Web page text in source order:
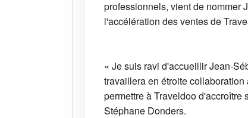
professionnels, vient de nommer
l'accélération des ventes de
« Je suis ravi d'accueillir Jean-
travaillera en étroite
permettre à Traveldoo d'accroître
Stéphane Donders.